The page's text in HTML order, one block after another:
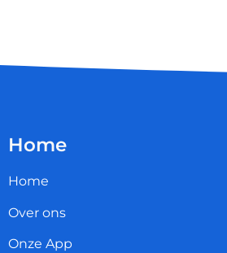
Home
Home
Over ons
Onze App